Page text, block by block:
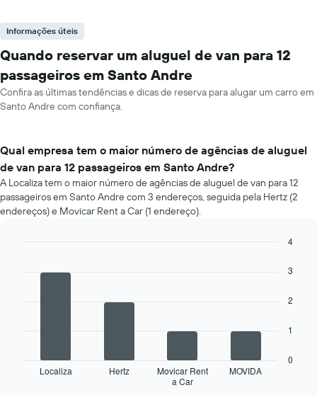
Informações úteis
Quando reservar um aluguel de van para 12
passageiros em Santo Andre
Confira as últimas tendências e dicas de reserva para alugar um carro em
Santo Andre com confiança.
Qual empresa tem o maior número de agências de aluguel
de van para 12 passageiros em Santo Andre?
A Localiza tem o maior número de agências de aluguel de van para 12
passageiros em Santo Andre com 3 endereços, seguida pela Hertz (2
endereços) e Movicar Rent a Car (1 endereço).
seguirLocaliza Hertz
Movicar Rent
a Car
MOVIDA
0
1
2
3
4